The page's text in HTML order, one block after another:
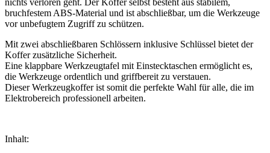
bruchfestem ABS-Material und ist abschließbar, um die Werkzeuge
vor unbefugtem Zugriff zu schützen.
Mit zwei abschließbaren Schlössern inklusive Schlüssel bietet der
Koffer zusätzliche Sicherheit.
Eine klappbare Werkzeugtafel mit Einstecktaschen ermöglicht es,
die Werkzeuge ordentlich und griffbereit zu verstauen.
Dieser Werkzeugkoffer ist somit die perfekte Wahl für alle, die im
Elektrobereich professionell arbeiten.
Inhalt: